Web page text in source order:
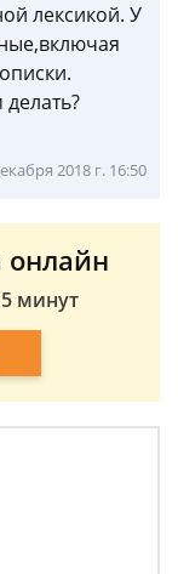
лексикой. У
2018 г. 16:50
онлайн
минут